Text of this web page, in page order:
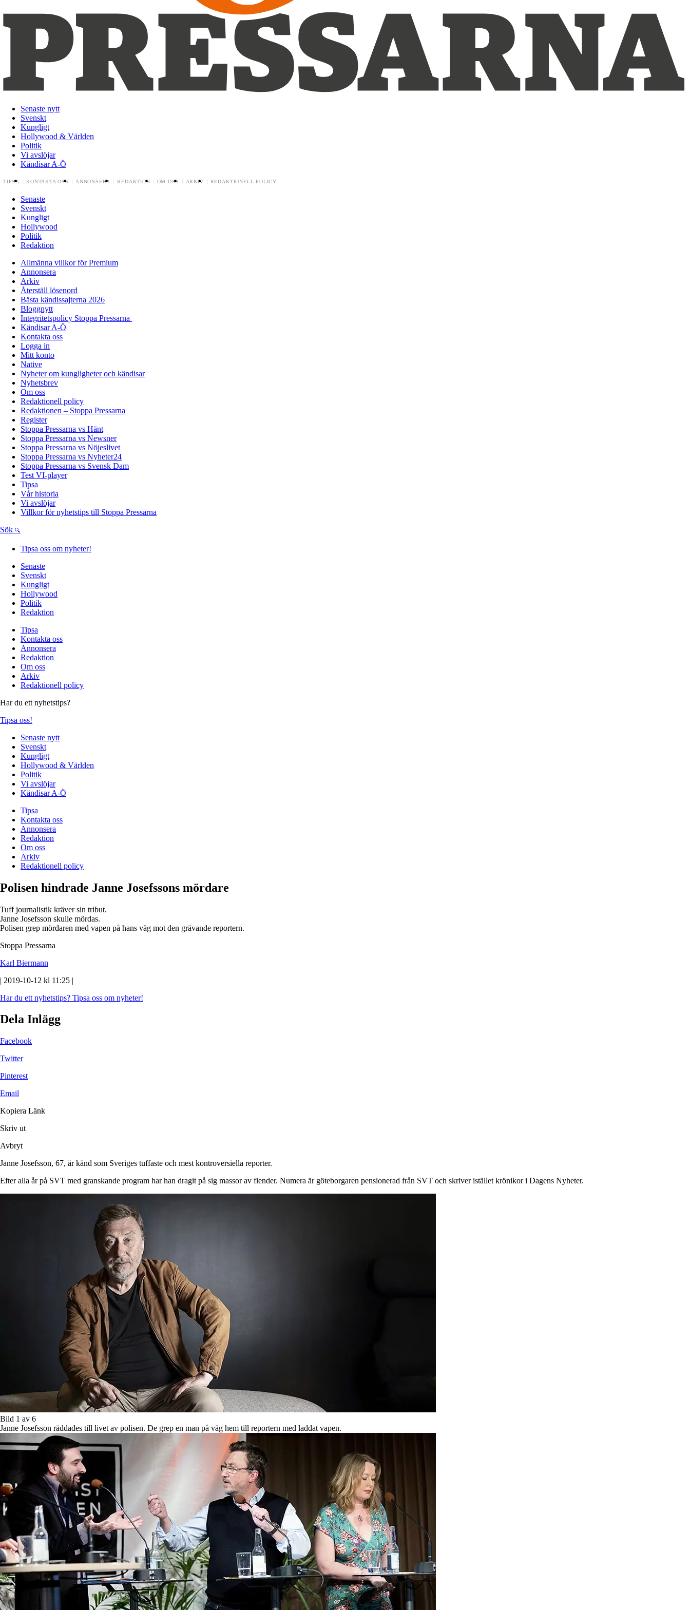
Senaste nytt
Svenskt
Kungligt
Hollywood & Världen
Politik
Vi avslöjar
Kändisar A-Ö
TIPSA KONTAKTA OSS ANNONSERA REDAKTION OM OSS ARKIV REDAKTIONELL POLICY
Senaste
Svenskt
Kungligt
Hollywood
Politik
Redaktion
Allmänna villkor för Premium
Annonsera
Arkiv
Återställ lösenord
Bästa kändissajterna 2026
Bloggnytt
Integritetspolicy Stoppa Pressarna
Kändisar A-Ö
Kontakta oss
Logga in
Mitt konto
Native
Nyheter om kungligheter och kändisar
Nyhetsbrev
Om oss
Redaktionell policy
Redaktionen – Stoppa Pressarna
Register
Stoppa Pressarna vs Hänt
Stoppa Pressarna vs Newsner
Stoppa Pressarna vs Nöjeslivet
Stoppa Pressarna vs Nyheter24
Stoppa Pressarna vs Svensk Dam
Test VI-player
Tipsa
Vår historia
Vi avslöjar
Villkor för nyhetstips till Stoppa Pressarna
Sök
Tipsa oss om nyheter!
Senaste
Svenskt
Kungligt
Hollywood
Politik
Redaktion
Tipsa
Kontakta oss
Annonsera
Redaktion
Om oss
Arkiv
Redaktionell policy
Har du ett nyhetstips?
Tipsa oss!
Senaste nytt
Svenskt
Kungligt
Hollywood & Världen
Politik
Vi avslöjar
Kändisar A-Ö
Tipsa
Kontakta oss
Annonsera
Redaktion
Om oss
Arkiv
Redaktionell policy
Polisen hindrade Janne Josefssons mördare
Tuff journalistik kräver sin tribut.
Janne Josefsson skulle mördas.
Polisen grep mördaren med vapen på hans väg mot den grävande reportern.
Stoppa Pressarna
Karl Biermann
| 2019-10-12 kl 11:25 |
Har du ett nyhetstips? Tipsa oss om nyheter!
Dela Inlägg
Facebook
Twitter
Pinterest
Email
Kopiera Länk
Skriv ut
Avbryt
Janne Josefsson, 67, är känd som Sveriges tuffaste och mest kontroversiella reporter.
Efter alla år på SVT med granskande program har han dragit på sig massor av fiender. Numera är göteborgaren pensionerad från SVT och skriver istället krönikor i Dagens Nyheter.
Bild 1 av 6
Janne Josefsson räddades till livet av polisen. De grep en man på väg hem till reportern med laddat vapen.